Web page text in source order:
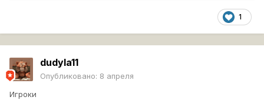
1
dudyla11
Опубликовано: 8 апреля
Игроки